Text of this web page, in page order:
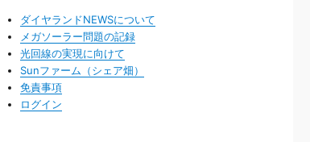
ダイヤランドNEWSについて
メガソーラー問題の記録
光回線の実現に向けて
Sunファーム（シェア畑）
免責事項
ログイン